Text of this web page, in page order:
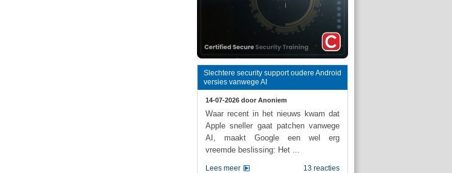
Slechtere security support oudere Android
versies vanwege AI
14-07-2026 door Anoniem
Waar recent in het nieuws kwam dat
Apple sneller gaat patchen vanwege
AI, maakt Google een wel erg
vreemde beslissing: Het ...
13 reacties
Lees meer